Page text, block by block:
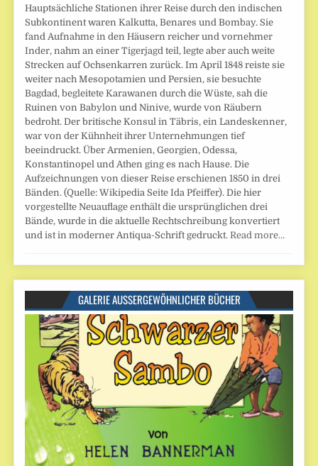
Hauptsächliche Stationen ihrer Reise durch den indischen
Subkontinent waren Kalkutta, Benares und Bombay. Sie
fand Aufnahme in den Häusern reicher und vornehmer
Inder, nahm an einer Tigerjagd teil, legte aber auch weite
Strecken auf Ochsenkarren zurück. Im April 1848 reiste sie
weiter nach Mesopotamien und Persien, sie besuchte
Bagdad, begleitete Karawanen durch die Wüste, sah die
Ruinen von Babylon und Ninive, wurde von Räubern
bedroht. Der britische Konsul in Täbris, ein Landeskenner,
war von der Kühnheit ihrer Unternehmungen tief
beeindruckt. Über Armenien, Georgien, Odessa,
Konstantinopel und Athen ging es nach Hause. Die
Aufzeichnungen von dieser Reise erschienen 1850 in drei
Bänden. (Quelle: Wikipedia Seite Ida Pfeiffer). Die hier
vorgestellte Neuauflage enthält die ursprünglichen drei
Bände, wurde in die aktuelle Rechtschreibung konvertiert
und ist in moderner Antiqua-Schrift gedruckt. Read more…
GALERIE AUSSERGEWÖHNLICHER BÜCHER